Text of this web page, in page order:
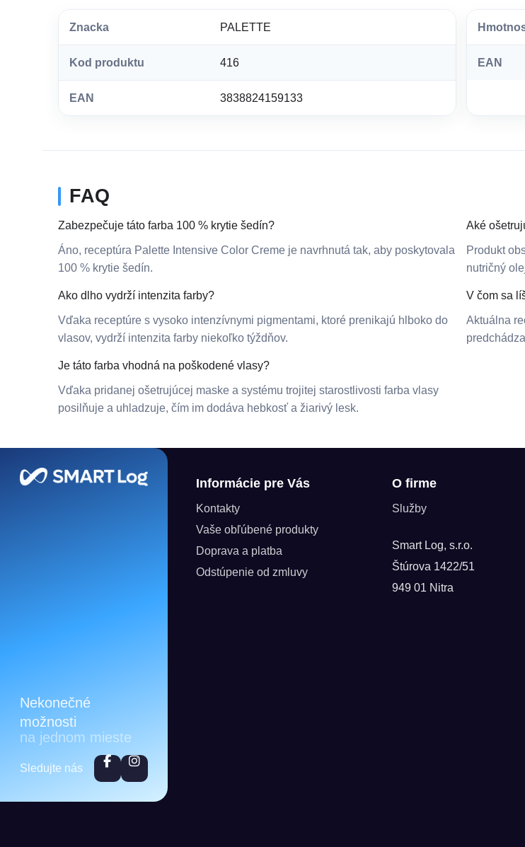
Znacka PALETTE
Kod produktu 416
EAN 3838824159133
EAN
FAQ
Zabezpečuje táto farba 100 % krytie šedín?
Áno, receptúra Palette Intensive Color Creme je navrhnutá tak, aby poskytovala
100 % krytie šedín.
Aké
Produkt
nutričný
Ako dlho vydrží intenzita farby?
Vďaka receptúre s vysoko intenzívnymi pigmentami, ktoré prenikajú hlboko do
vlasov, vydrží intenzita farby niekoľko týždňov.
V čom sa
Aktuálna
Je táto farba vhodná na poškodené vlasy?
Vďaka pridanej ošetrujúcej maske a systému trojitej starostlivosti farba vlasy
posilňuje a uhladzuje, čím im dodáva hebkosť a žiarivý lesk.
Nekonečné
možnosti
na jednom mieste
Sledujte nás
Informácie pre Vás
Kontakty
Vaše obľúbené produkty
Doprava a platba
Odstúpenie od zmluvy
O firme
Služby
Smart Log, s.r.o.
Štúrova 1422/51
949 01 Nitra